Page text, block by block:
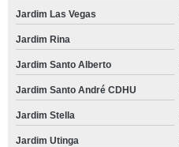
Jardim Las Vegas
Jardim Rina
Jardim Santo Alberto
Jardim Santo André CDHU
Jardim Stella
Jardim Utinga